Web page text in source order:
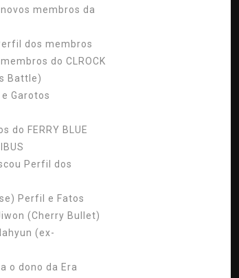
membros da
dos membros
do CLROCK
Battle)
Garotos
do FERRY BLUE
Perfil dos
Perfil e Fatos
(Cherry Bullet)
(ex-
o dono da Era